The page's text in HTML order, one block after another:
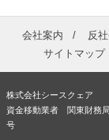
会社案内 反
サイトマップ
株式会社シースクェア
資金移動業者 関東財務
号